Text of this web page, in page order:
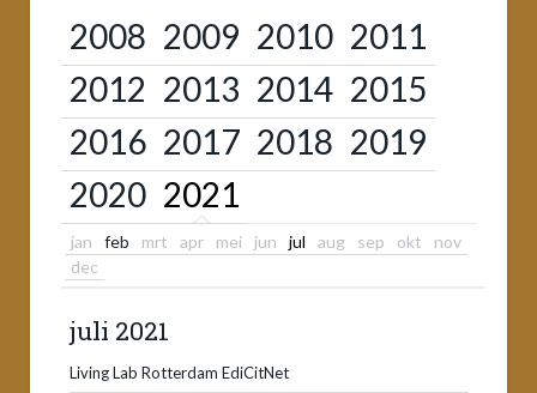
2008 2009 2010 2011
2012 2013 2014 2015
2016 2017 2018 2019
2020 2021
jan feb mrt apr mei jun jul aug sep okt
nov
dec
juli 2021
Living Lab Rotterdam EdiCitNet